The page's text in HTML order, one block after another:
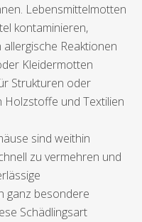
Lebensmittelmotten
kontaminieren,
Reaktionen
Kleidermotten
Strukturen oder
Holzstoffe und Textilien
sind weithin
zu vermehren und
ganz besondere
Schädlingsart